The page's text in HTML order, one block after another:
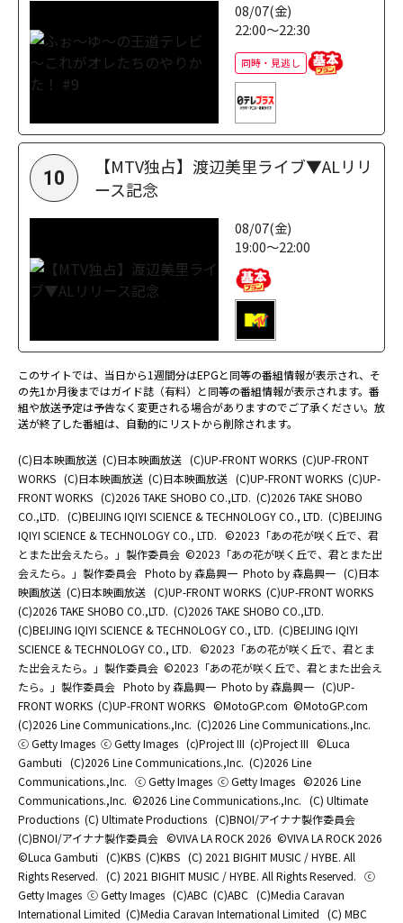
08/07(金)
22:00～22:30
同時・見逃し
10
【MTV独占】渡辺美里ライブ▼ALリリ
ース記念
08/07(金)
19:00～22:00
このサイトでは、当日から1週間分はEPGと同等の番組情報が表示され、そ
の先1か月後まではガイド誌（有料）と同等の番組情報が表示されます。番
組や放送予定は予告なく変更される場合がありますのでご了承ください。放
送が終了した番組は、自動的にリストから削除されます。
(C)日本映画放送 (C)日本映画放送 (C)UP-FRONT WORKS (C)UP-FRONT
WORKS (C)日本映画放送 (C)日本映画放送 (C)UP-FRONT WORKS (C)UP-
FRONT WORKS (C)2026 TAKE SHOBO CO.,LTD. (C)2026 TAKE SHOBO
CO.,LTD. (C)BEIJING IQIYI SCIENCE & TECHNOLOGY CO., LTD. (C)BEIJING
IQIYI SCIENCE & TECHNOLOGY CO., LTD. ©2023「あの花が咲く丘で、君
とまた出会えたら。」製作委員会 ©2023「あの花が咲く丘で、君とまた出
会えたら。」製作委員会 Photo by 森島興一 Photo by 森島興一 (C)日本
映画放送 (C)日本映画放送 (C)UP-FRONT WORKS (C)UP-FRONT WORKS
(C)2026 TAKE SHOBO CO.,LTD. (C)2026 TAKE SHOBO CO.,LTD.
(C)BEIJING IQIYI SCIENCE & TECHNOLOGY CO., LTD. (C)BEIJING IQIYI
SCIENCE & TECHNOLOGY CO., LTD. ©2023「あの花が咲く丘で、君とま
た出会えたら。」製作委員会 ©2023「あの花が咲く丘で、君とまた出会え
たら。」製作委員会 Photo by 森島興一 Photo by 森島興一 (C)UP-
FRONT WORKS (C)UP-FRONT WORKS ©MotoGP.com ©MotoGP.com
(C)2026 Line Communications.,Inc. (C)2026 Line Communications.,Inc.
ⓒ Getty Images ⓒ Getty Images (c)Project III (c)Project III ©Luca
Gambuti (C)2026 Line Communications.,Inc. (C)2026 Line
Communications.,Inc. ⓒ Getty Images ⓒ Getty Images ©2026 Line
Communications.,Inc. ©2026 Line Communications.,Inc. (C) Ultimate
Productions (C) Ultimate Productions (C)BNOI/アイナナ製作委員会
(C)BNOI/アイナナ製作委員会 ©️VIVA LA ROCK 2026 ©️VIVA LA ROCK 2026
©Luca Gambuti (C)KBS (C)KBS (C) 2021 BIGHIT MUSIC / HYBE. All
Rights Reserved. (C) 2021 BIGHIT MUSIC / HYBE. All Rights Reserved. ⓒ
Getty Images ⓒ Getty Images (C)ABC (C)ABC (C)Media Caravan
International Limited (C)Media Caravan International Limited (C) MBC